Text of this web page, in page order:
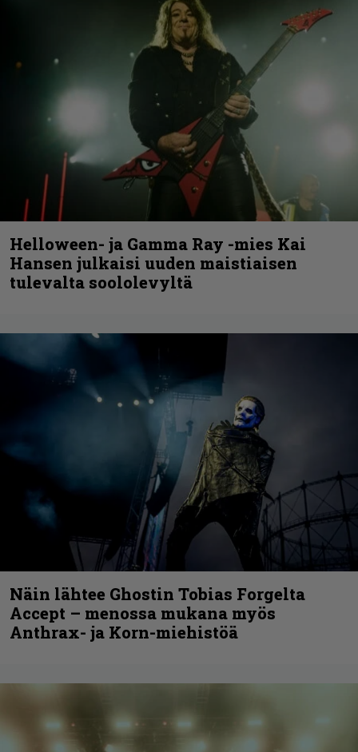
Helloween- ja Gamma Ray -mies Kai
Hansen julkaisi uuden maistiaisen
tulevalta soololevyltä
Näin lähtee Ghostin Tobias Forgelta
Accept – menossa mukana myös
Anthrax- ja Korn-miehistöä